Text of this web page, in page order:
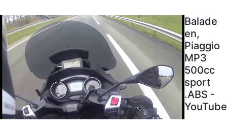
Balade
en,
Piaggio
MP3
500cc
sport
.ABS -
YouTube